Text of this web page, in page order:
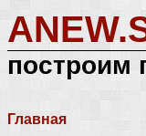
построим
Главная